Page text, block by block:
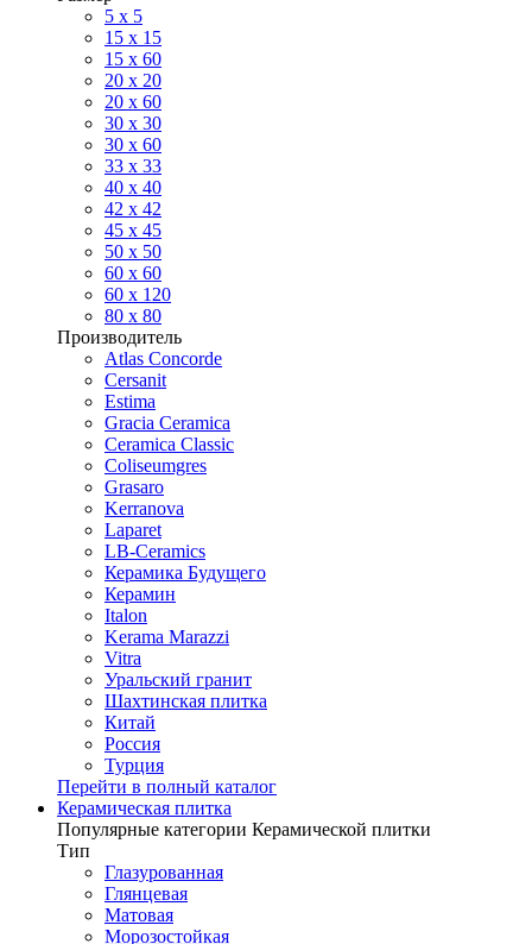
5 x 5
15 x 15
15 x 60
20 х 20
20 x 60
30 х 30
30 x 60
33 x 33
40 х 40
42 x 42
45 x 45
50 x 50
60 х 60
60 x 120
80 x 80
Производитель
Atlas Concorde
Cersanit
Estima
Gracia Ceramica
Ceramica Classic
Coliseumgres
Grasaro
Kerranova
Laparet
LB-Ceramics
Керамика Будущего
Керамин
Italon
Kerama Marazzi
Vitra
Уральский гранит
Шахтинская плитка
Китай
Россия
Турция
Перейти в полный каталог
Керамическая плитка
Популярные категории Керамической плитки
Тип
Глазурованная
Глянцевая
Матовая
Морозостойкая